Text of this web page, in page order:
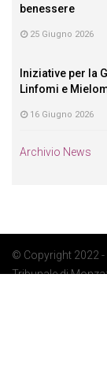
benessere
25 Giugno 2026
Iniziative per la
Linfomi e
16 Giugno 2026
Archivio News
© Copyright 2022 -
Tribunale di